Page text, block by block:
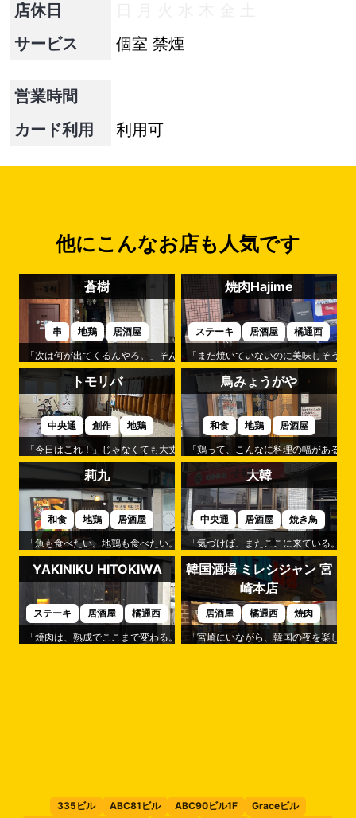
店休日
サービス
個室 禁煙
営業時間
カード利用
利用可
他にこんなお店も人気です
蒼樹
串 地鶏
居酒屋
「次は何が出てくるんやろ。」そんな楽しみが続くのが「蒼樹」です。
焼肉Hajime
ステーキ 居酒屋
橘通西
「まだ焼いていないのに美味しそう
トモリバ
中央通 創作
地鶏
「今日はこれ！」じゃなくても大丈夫。それが「トモリバ」の心地よさです
鳥みょうがや
和食 地鶏
居酒屋
「鶏って、こんなに料理の幅がある
莉九
和食 地鶏
居酒屋
「魚も食べたい。地鶏も食べたい。」そんなわがままを叶えてくれるのが「
大韓
中央通 居酒屋
焼き鳥
「気づけば、またここに来ている。
YAKINIKU HITOKIWA
ステーキ 居酒屋
橘通西
「焼肉は、熟成でここまで変わる。」そんな驚きを味わえるのが「
韓国酒場 ミレシジャン 宮
崎本店
居酒屋 橘通西
焼肉
「宮崎にいながら、韓国の夜を楽し
335ビル ABC81ビル ABC90ビル1F
Graceビル